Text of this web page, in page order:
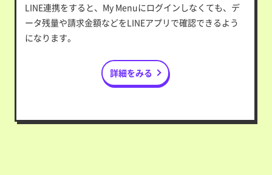
LINE連携をすると、My Menuにログインしなくても、デ
ータ残量や請求金額などをLINEアプリで確認できるよう
になります。
詳細をみる